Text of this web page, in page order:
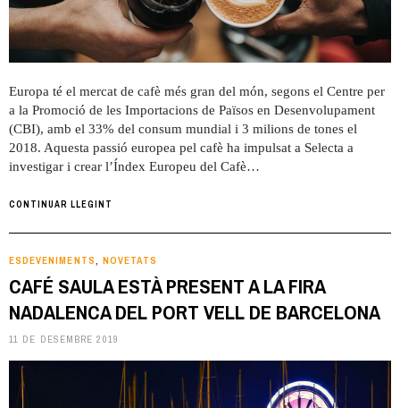
Europa té el mercat de cafè més gran del món, segons el Centre per
a la Promoció de les Importacions de Països en Desenvolupament
(CBI), amb el 33% del consum mundial i 3 milions de tones el
2018. Aquesta passió europea pel cafè ha impulsat a Selecta a
investigar i crear l’Índex Europeu del Cafè…
CONTINUAR LLEGINT
ESDEVENIMENTS NOVETATS
CAFÉ SAULA ESTÀ PRESENT A LA FIRA
NADALENCA DEL PORT VELL DE BARCELONA
11 DE DESEMBRE 2019